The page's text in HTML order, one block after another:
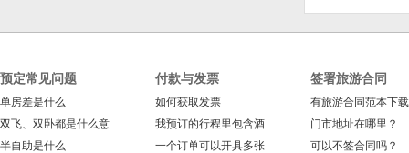
预定常见问题
单房差是什么
双飞、双卧都是什么意
半自助是什么
付款与发票
如何获取发票
我预订的行程里包含酒
一个订单可以开具多张
签署旅游合同
有旅游合同范本下
门市地址在哪里？
可以不签合同吗？